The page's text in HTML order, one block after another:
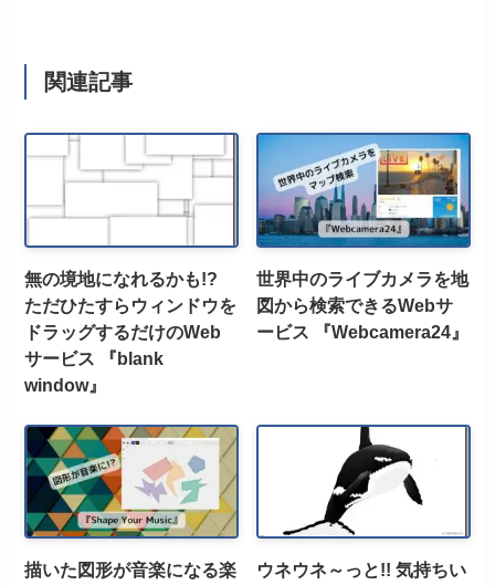
関連記事
無の境地になれるかも!?
ただひたすらウィンドウを
ドラッグするだけのWeb
サービス 『blank
window』
世界中のライブカメラを地
図から検索できるWebサ
ービス 『Webcamera24』
描いた図形が音楽になる楽
ウネウネ～っと!! 気持ちい